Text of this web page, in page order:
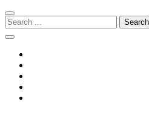
Skip
to
navigation
Skip
to
content
Search
for: